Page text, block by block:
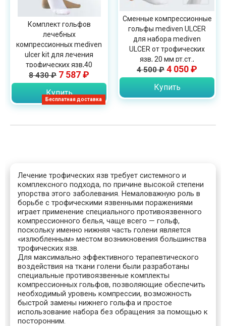
Бесплатная доставка
Комплект гольфов
лечебных
компрессионных mediven
ulcer kit для лечения
трофических язв,40
(20+20)мм рт.ст., UKNP-C,
UKNP-O, UKNS-C, UKNS-O
8 430 ₽ 7 587 ₽
Купить
Сменные компрессионные
гольфы mediven ULCER
для набора mediven
ULCER от трофических
язв, 20 мм рт.ст.,
UKNRP/UKNRS
4 500 ₽ 4 050 ₽
Купить
Лечение трофических язв требует системного и
комплексного подхода, по причине высокой степени
упорства этого заболевания. Немаловажную роль в
борьбе с трофическими язвенными поражениями
играет применение специального противоязвенного
компрессионного белья, чаще всего — гольф,
поскольку именно нижняя часть голени является
«излюбленным» местом возникновения большинства
трофических язв.
Для максимально эффективного терапевтического
воздействия на ткани голени были разработаны
специальные противоязвенные комплекты
компрессионных гольфов, позволяющие обеспечить
необходимый уровень компрессии, возможность
быстрой замены нижнего гольфа и простое
использование набора без обращения за помощью к
посторонним.